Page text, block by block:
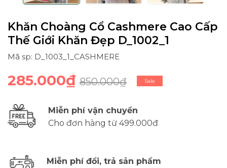
Khăn Choàng Cổ Cashmere Cao Cấp
Thế Giới Khăn Đẹp D_1002_1
Mã sp: D_1003_1_CASHMERE
285.000₫ 850.000₫ Sale
Miễn phí vận chuyển
Cho đơn hàng từ 499.000đ
Miễn phí đổi, trả sản phẩm